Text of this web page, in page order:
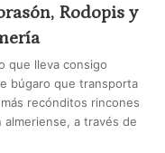
Rodopis y
que lleva consigo
búgaro que transporta
recónditos rincones
almeriense, a través de